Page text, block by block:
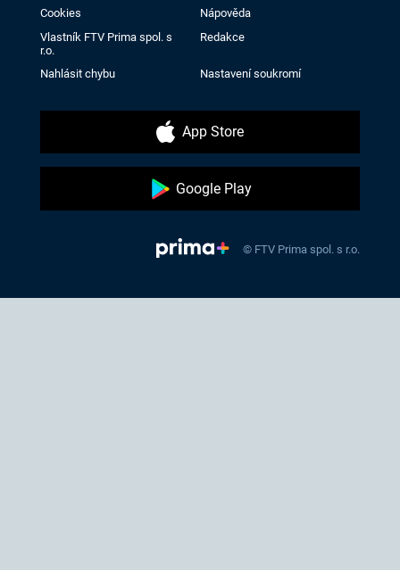
Cookies
Nápověda
Vlastník FTV Prima spol. s
r.o.
Redakce
Nahlásit chybu Nastavení soukromí
App Store
Google Play
© FTV Prima spol. s r.o.